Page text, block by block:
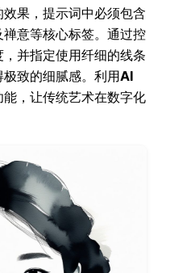
果，提示词中必须包含
意等核心标签。通过控
并指定使用纤细的线条
致的细腻感。利用AI
能，让传统艺术在数字化